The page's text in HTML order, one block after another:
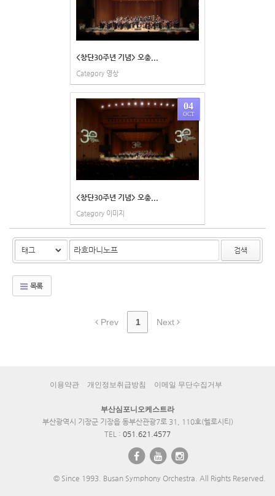
<창단30주년 기념> 오충...
Category 영상
04
OCT
<창단30주년 기념> 오충...
Category 이미지
검색
목록
Prev 1 Next
이용약관 개인정보취급방침 이메일 무단수집거부
부산심포니오케스트라
부산광역시 기장군 기장읍 동부산관광7로 31, 110호(헬로시티)
TEL : 051.621.4577
© Since 1993. Busan Symphony Orchestra. All Rights Reserved.